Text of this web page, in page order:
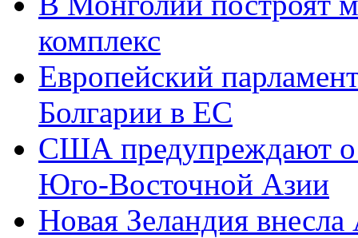
комплекс
Европейский
Болгарии в ЕС
США предупреждают о
Юго-Восточной Азии
Новая Зеландия